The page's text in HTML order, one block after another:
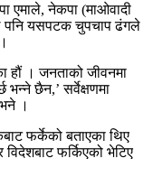
एमाले, नेकपा (माओवादी
पनि यसपटक चुपचाप ढंगले
हौं । जनताको जीवनमा
भन्ने छैन,’ सर्वेक्षणमा
।
फर्केको बताएका थिए
फर्किएको भेटिए